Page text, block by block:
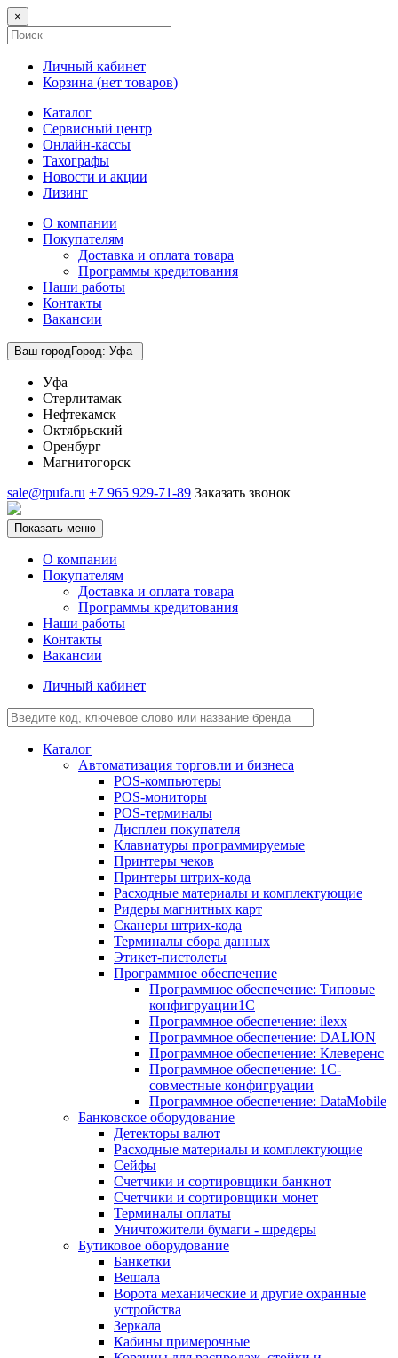
×
Личный кабинет
Корзина (нет товаров)
Каталог
Сервисный центр
Онлайн-кассы
Тахографы
Новости и акции
Лизинг
О компании
Покупателям
Доставка и оплата товара
Программы кредитования
Наши работы
Контакты
Вакансии
Ваш городГород: Уфа
Уфа
Стерлитамак
Нефтекамск
Октябрьский
Оренбург
Магнитогорск
sale@tpufa.ru +7 965 929-71-89 Заказать звонок
Показать меню
О компании
Покупателям
Доставка и оплата товара
Программы кредитования
Наши работы
Контакты
Вакансии
Личный кабинет
Каталог
Автоматизация торговли и бизнеса
POS-компьютеры
POS-мониторы
POS-терминалы
Дисплеи покупателя
Клавиатуры программируемые
Принтеры чеков
Принтеры штрих-кода
Расходные материалы и комплектующие
Ридеры магнитных карт
Сканеры штрих-кода
Терминалы сбора данных
Этикет-пистолеты
Программное обеспечение
Программное обеспечение: Типовые
конфигруации1С
Программное обеспечение: ilexx
Программное обеспечение: DALION
Программное обеспечение: Клеверенс
Программное обеспечение: 1С-
совместные конфигруации
Программное обеспечение: DataMobile
Банковское оборудование
Детекторы валют
Расходные материалы и комплектующие
Сейфы
Счетчики и сортировщики банкнот
Счетчики и сортировщики монет
Терминалы оплаты
Уничтожители бумаги - шредеры
Бутиковое оборудование
Банкетки
Вешала
Ворота механические и другие охранные
устройства
Зеркала
Кабины примерочные